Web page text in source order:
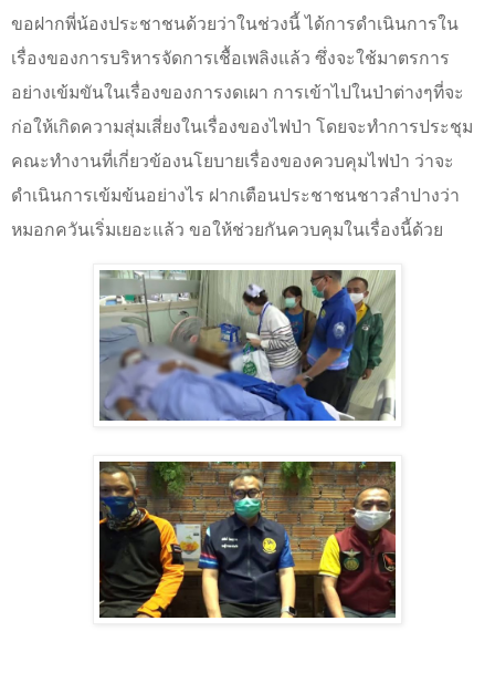
ขอฝากพี่น้องประชาชนด้วยว่าในช่วงนี้ ได้การดำเนินการใน
เรื่องของการบริหารจัดการเชื้อเพลิงแล้ว ซึ่งจะใช้มาตรการ
อย่างเข้มขันในเรื่องของการงดเผา การเข้าไปในป่าต่างๆที่จะ
ก่อให้เกิดความสุ่มเสี่ยงในเรื่องของไฟป่า โดยจะทำการประชุม
คณะทำงานที่เกี่ยวข้องนโยบายเรื่องของควบคุมไฟป่า ว่าจะ
ดำเนินการเข้มข้นอย่างไร ฝากเตือนประชาชนชาวลำปางว่า
หมอกควันเริ่มเยอะแล้ว ขอให้ช่วยกันควบคุมในเรื่องนี้ด้วย